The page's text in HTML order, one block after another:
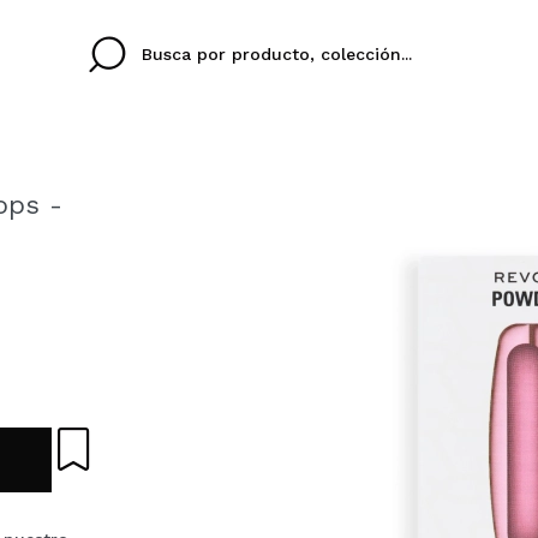
No tengo cuenta
Al crear una cuenta
rápidamente, revisar
IDIOMA ENGLISH
-
Ines
colori